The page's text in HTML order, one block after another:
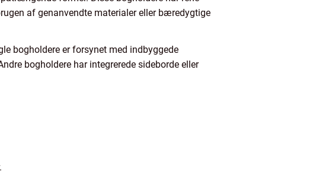
af genanvendte materialer eller bæredygtige
bogholdere er forsynet med indbyggede
bogholdere har integrerede sideborde eller